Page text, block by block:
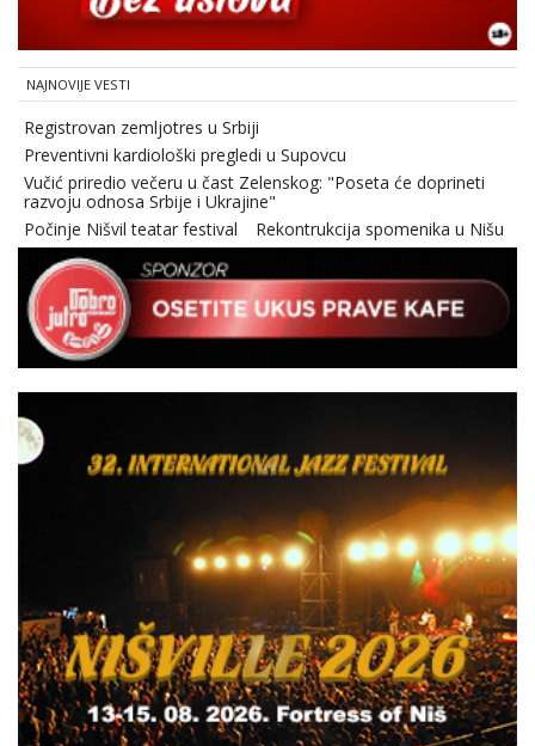
NAJNOVIJE VESTI
Registrovan zemljotres u Srbiji
Preventivni kardiološki pregledi u Supovcu
Vučić priredio večeru u čast Zelenskog: "Poseta će doprineti
razvoju odnosa Srbije i Ukrajine"
Počinje Nišvil teatar festival
Rekontrukcija spomenika u Nišu